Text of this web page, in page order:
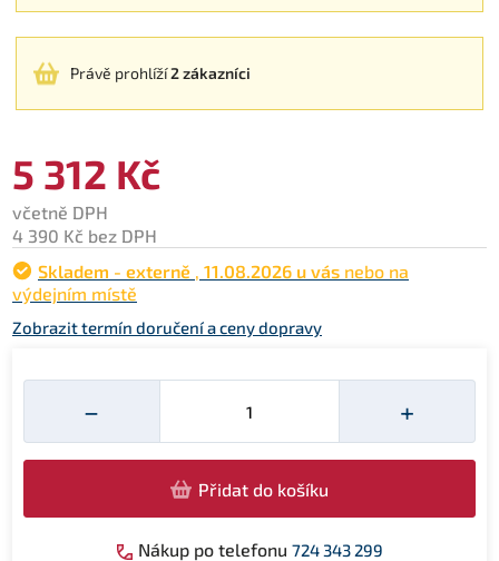
Právě prohlíží2 zákazníci
5 312 Kč
včetně DPH
4 390 Kč bez DPH
Skladem - externě , 11.08.2026 u vás nebo na
výdejním místě
Zobrazit termín doručení a ceny dopravy
−
Množství
+
Přidat do košíku
Nákup po telefonu 724 343 299